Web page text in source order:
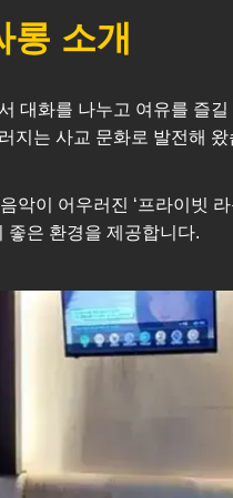
롱 소개
대화를 나누고 여유를 즐
지는 사교 문화로 발전해 왔
이 어우러진 ‘프라이빗
좋은 환경을 제공합니다.